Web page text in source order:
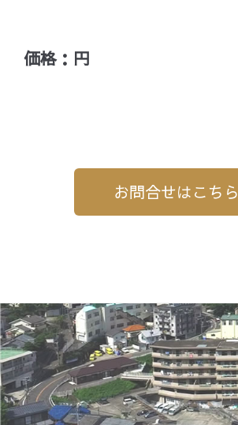
価格：円
お問合せはこちら